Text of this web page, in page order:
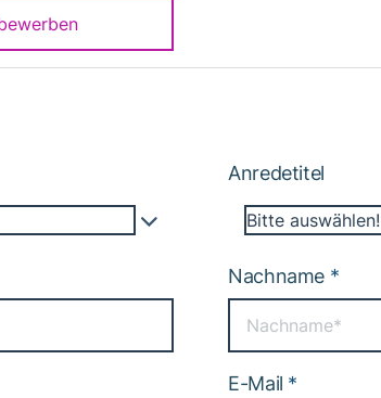
Anredetitel
Bitte auswählen!
Nachname *
E-Mail *